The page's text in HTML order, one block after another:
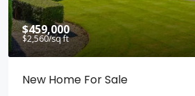
$459,000
$2,560/sq ft
New Home For Sale